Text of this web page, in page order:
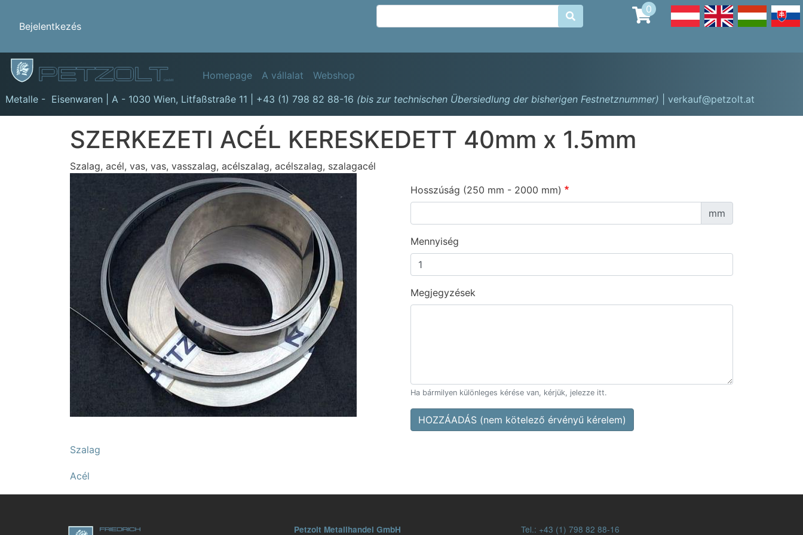
Ugrás
Benutzermenü
Bejelentkezés

0
GmbH Hauptnavigation
Homepage A vállalat
Webshop
Metalle - Eisenwaren | A - 1030 Wien, Litfaßstraße 11 +43 (1) 798 82 88-16 (bis zur technischen Übersiedlung der bisherigen Festnetznummer) | verkauf@petzolt.at
SZERKEZETI ACÉL KERESKEDETT 40mm x 1.5mm
Szalag, acél, vas, vas, vasszalag, acélszalag, acélszalag, szalagacél
Hosszúság (250 mm - 2000 mm)
mm
Mennyiség
Megjegyzések
Ha bármilyen különleges kérése van, kérjük, jelezze itt.
HOZZÁADÁS (nem kötelező érvényű kérelem)
Szalag
Acél
Petzolt Metallhandel GmbH Tel.: +43 (1) 798 82 88-16